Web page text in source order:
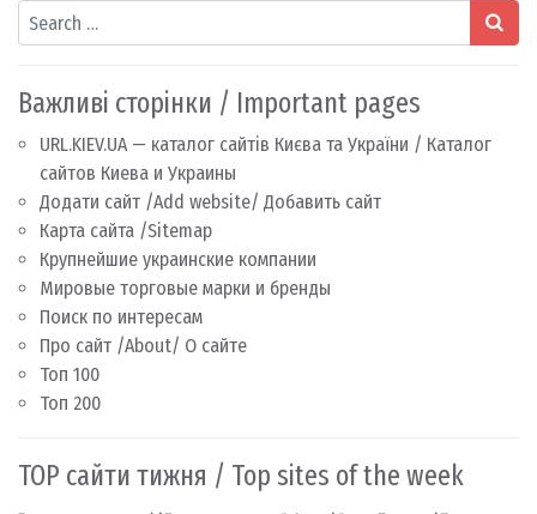
Search
Важливі сторінки / Important pages
URL.KIEV.UA — каталог сайтів Києва та України / Каталог
сайтов Киева и Украины
Додати сайт /Add website/ Добавить сайт
Карта сайта /Sitemap
Крупнейшие украинские компании
Мировые торговые марки и бренды
Поиск по интересам
Про сайт /About/ О сайте
Топ 100
Топ 200
TOP сайти тижня / Top sites of the week